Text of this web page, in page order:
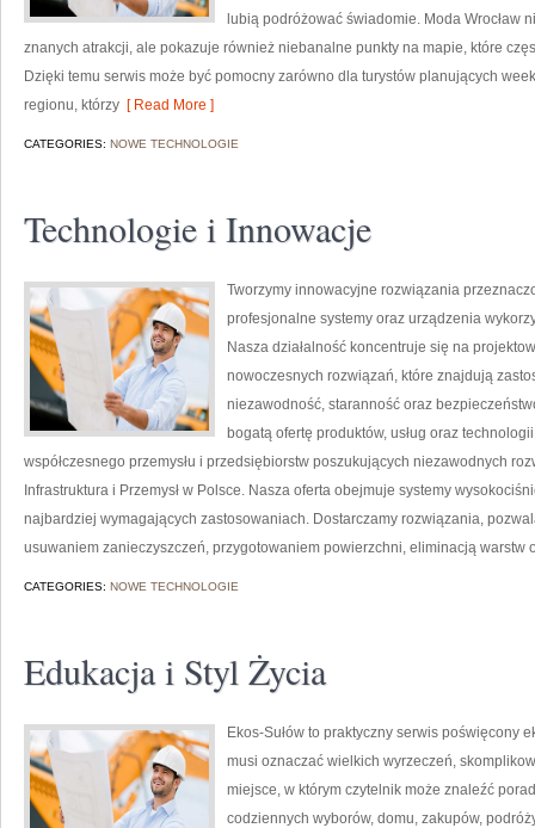
lubią podróżować świadomie. Moda Wrocław
znanych atrakcji, ale pokazuje również niebanalne punkty na mapie, które
Dzięki temu serwis może być pomocny zarówno dla turystów planujących
regionu, którzy [ Read More ]
CATEGORIES: NOWE TECHNOLOGIE
Technologie i Innowacje
Tworzymy innowacyjne rozwiązania
profesjonalne systemy oraz urządzenia
Nasza działalność koncentruje się na
nowoczesnych rozwiązań, które znajdują
niezawodność, staranność oraz
bogatą ofertę produktów, usług oraz
współczesnego przemysłu i przedsiębiorstw poszukujących niezawodnych
Infrastruktura i Przemysł w Polsce. Nasza oferta obejmuje systemy
najbardziej wymagających zastosowaniach. Dostarczamy rozwiązania,
usuwaniem zanieczyszczeń, przygotowaniem powierzchni, eliminacją warstw
CATEGORIES: NOWE TECHNOLOGIE
Edukacja i Styl Życia
Ekos-Sułów to praktyczny serwis poświęcony
musi oznaczać wielkich wyrzeczeń,
miejsce, w którym czytelnik może znaleźć
codziennych wyborów, domu, zakupów,